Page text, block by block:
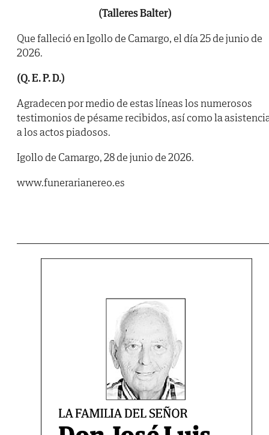
(Talleres Balter)
Que falleció en Igollo de Camargo, el día 25 de junio de
2026.
(Q. E. P. D.)
Agradecen por medio de estas líneas los numerosos
testimonios de pésame recibidos, así como la
a los actos piadosos.
Igollo de Camargo, 28 de junio de 2026.
www.funerarianereo.es